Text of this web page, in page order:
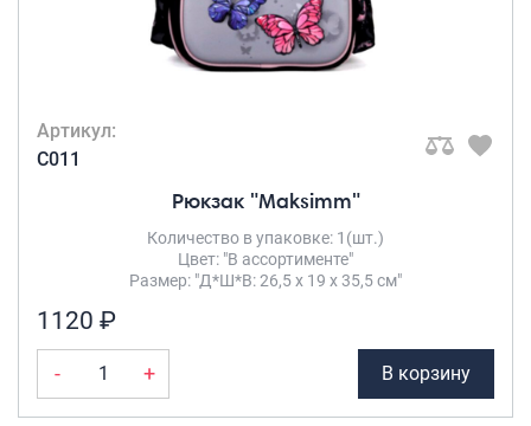
Артикул:
C011
Рюкзак "Maksimm"
Количество в упаковке: 1(шт.)
Цвет: "В ассортименте"
Размер: "Д*Ш*В: 26,5 х 19 х 35,5 см"
1120 ₽
- + В корзину